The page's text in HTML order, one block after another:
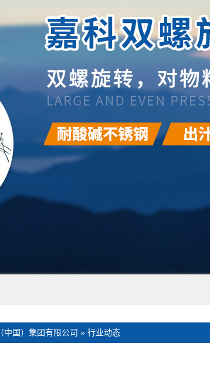
中国）集团有限公司 » 行业动态